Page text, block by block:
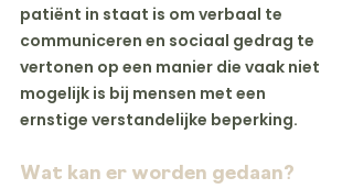
patiënt in staat is om verbaal te
communiceren en sociaal gedrag te
vertonen op een manier die vaak niet
mogelijk is bij mensen met een
ernstige verstandelijke beperking.
Wat kan er worden gedaan?